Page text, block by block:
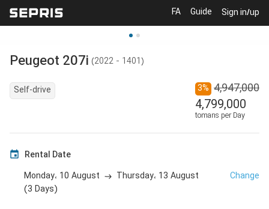
FA Guide Sign in/up
Peugeot 207i (2022 - 1401)
Self-drive 3% 4,947,000
4,799,000
tomans per Day
Rental Date
Monday، 10 August Thursday، 13 August
(3 Days)
Change